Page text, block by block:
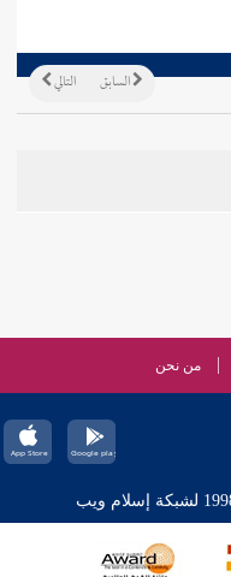
التالي السابق
من نحن